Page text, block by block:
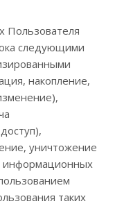
Пользователя
следующими
накопление,
уничтожение
информационных
таких